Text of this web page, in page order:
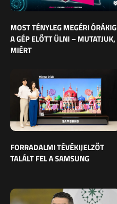
MOST TÉNYLEG MEGÉRI ÓRÁKIG
A GÉP ELŐTT ÜLNI – MUTATJUK,
MIÉRT
FORRADALMI TÉVÉKIJELZŐT
TALÁLT FEL A SAMSUNG